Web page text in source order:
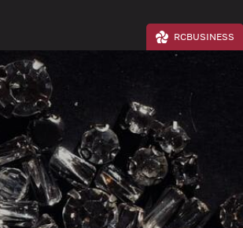
RCBUSINESS